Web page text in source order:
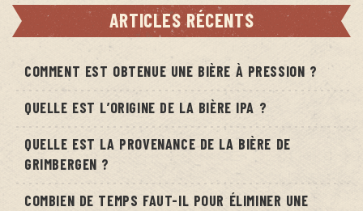
ARTICLES RÉCENTS
COMMENT EST OBTENUE UNE BIÈRE À PRESSION ?
QUELLE EST L’ORIGINE DE LA BIÈRE IPA ?
QUELLE EST LA PROVENANCE DE LA BIÈRE DE
GRIMBERGEN ?
COMBIEN DE TEMPS FAUT-IL POUR ÉLIMINER UNE